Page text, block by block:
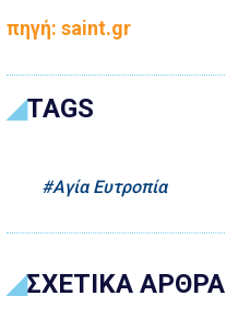
πηγή: saint.gr
TAGS
Αγία Ευτροπία
ΣΧΕΤΙΚΑ ΑΡΘΡΑ